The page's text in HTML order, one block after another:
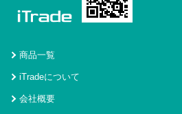
商品一覧
iTradeについて
会社概要